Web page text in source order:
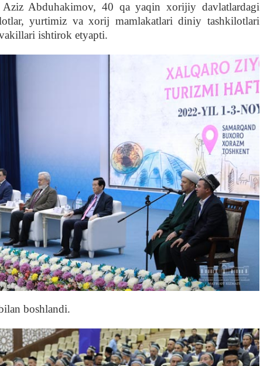
Aziz Abduhakimov, 40 qa yaqin xorijiy davlatlardagi
yurtimiz va xorij mamlakatlari diniy tashkilotlari
ishtirok etyapti.
boshlandi.